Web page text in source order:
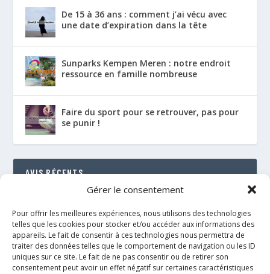
Gérer le consentement
Pour offrir les meilleures expériences, nous utilisons des technologies
telles que les cookies pour stocker et/ou accéder aux informations des
appareils. Le fait de consentir à ces technologies nous permettra de
traiter des données telles que le comportement de navigation ou les ID
uniques sur ce site. Le fait de ne pas consentir ou de retirer son
consentement peut avoir un effet négatif sur certaines caractéristiques
De 15 à 36 ans : comment j’ai vécu avec
une date d’expiration dans la tête
Sunparks Kempen Meren : notre endroit
ressource en famille nombreuse
Faire du sport pour se retrouver, pas pour
se punir !
AVIS RÉCENTS
bord de la Semois
RÉSULTAT : 88%
Le néo de Néobulle {portage physio}
RÉSULTAT : 97%